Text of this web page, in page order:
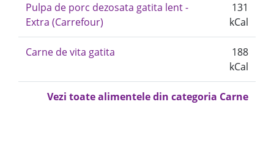
Pulpa de porc dezosata gatita lent -
Extra (Carrefour)
131
kCal
Carne de vita gatita
188
kCal
Vezi toate alimentele din categoria Carne